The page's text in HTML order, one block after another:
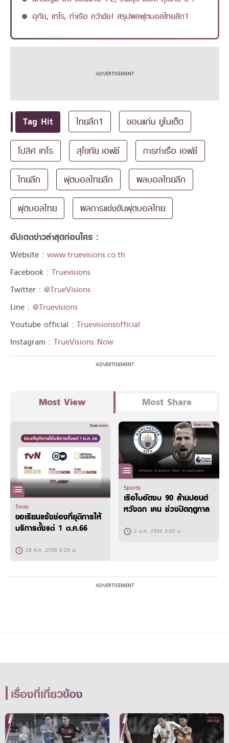
อุทัย, เทโร, ท่าเรือ คว้าชัย! สรุปผลฟุตบอลไทยลีก1
Tag Hit ไทยลีก1 ขอนแก่น ยูไนเต็ด
โปลิศ เทโร สุโขทัย เอฟซี การท่าเรือ เอฟซี
ไทยลีก ฟุตบอลไทยลีก ผลบอลไทยลีก
ฟุตบอลไทย ผลการแข่งขันฟุตบอลไทย
อัปเดตข่าวล่าสุดก่อนใคร :
Website : www.truevisions.co.th
Facebook : Truevisions
Twitter : @TrueVisions
Line : @Truevisions
Youtube official : Truevisionsofficial
Instagram : TrueVisions Now
Most View Most Share
Term
ขอเรียนแจ้งช่องที่ยุติการให้
บริการตั้งแต่ 1 ต.ค.66
29 ส.ค. 2566 9:29 น.
Sports
เรือใบอัดงบ 90 ล้านปอนด์
หวังฉก เคน ช่วงปิดฤดูกาล
2 ม.ค. 2564 3:45 น.
เรื่องที่เกี่ยวข้อง